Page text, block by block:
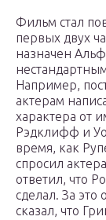
Фильм стал
первых двух
назначен
Например,
актерам
характера от
Рэдклифф и
время, как
спросил
ответил, что
сделал. За это
сказал, что